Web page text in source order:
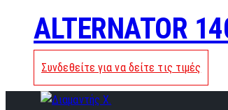
ALTERNATOR
Συνδεθείτε για να δείτε τις τιμές